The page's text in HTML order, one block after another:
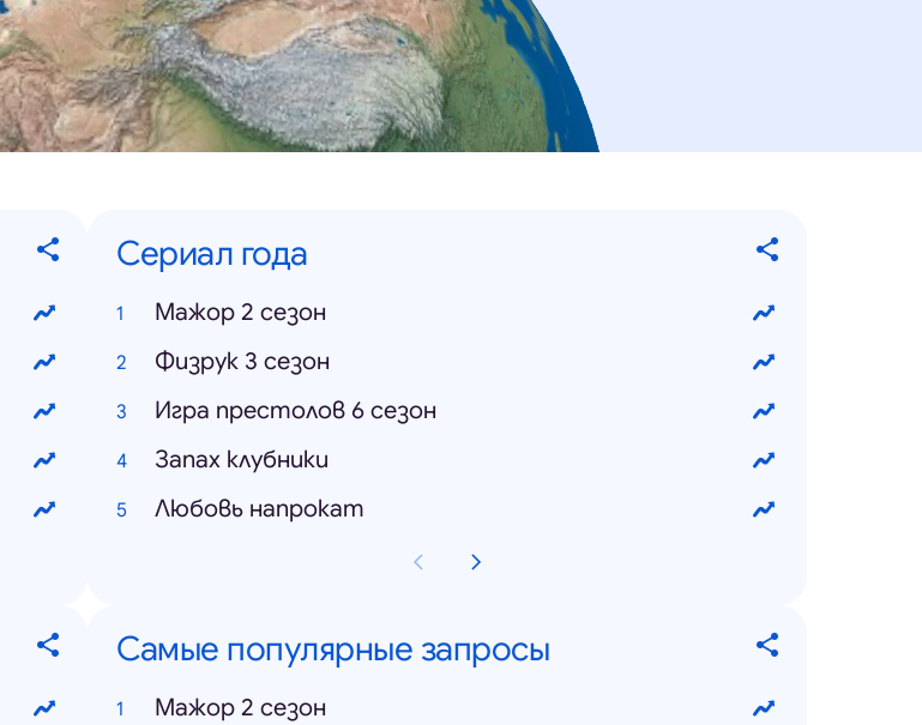
Сериал года
Мажор 2 сезон
Физрук 3 сезон
Игра престолов 6 сезон
Запах клубники
Любовь напрокат
Самые популярные запросы
Мажор 2 сезон